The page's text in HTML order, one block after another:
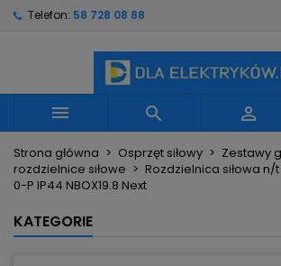
Telefon: 58 728 08 88
  
Strona główna Osprzęt siłowy
Zestawy
rozdzielnice siłowe
Rozdzielnica siłowa n/t
0-P IP44 NBOX19.8 Next
KATEGORIE
Utwórz nową listę
Nazwa listy życzeń
Anuluj
Musisz być zalogowany by zapisać
swojej liście życzeń.
Anuluj